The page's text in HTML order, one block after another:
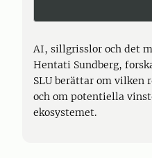
AI, sillgrisslor och det
Hentati Sundberg,
SLU berättar om vilken
och om potentiella
ekosystemet.